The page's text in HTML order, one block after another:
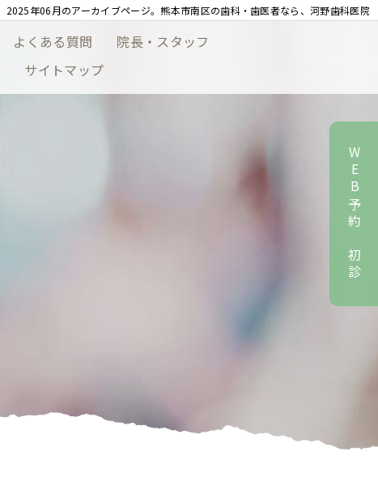
2025年06月のアーカイブページ。熊本市南区の歯科・歯医者なら、河野歯科医院
よくある質問
院長・スタッフ
サイトマップ
WEB予約 初診